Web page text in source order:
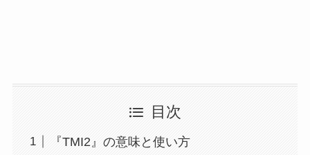
目次
『TMI2』の意味と使い方